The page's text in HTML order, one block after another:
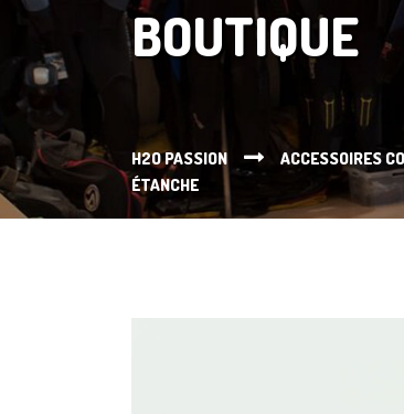
BOUTIQUE
H2O PASSION ACCESSOIRES
ÉTANCHE